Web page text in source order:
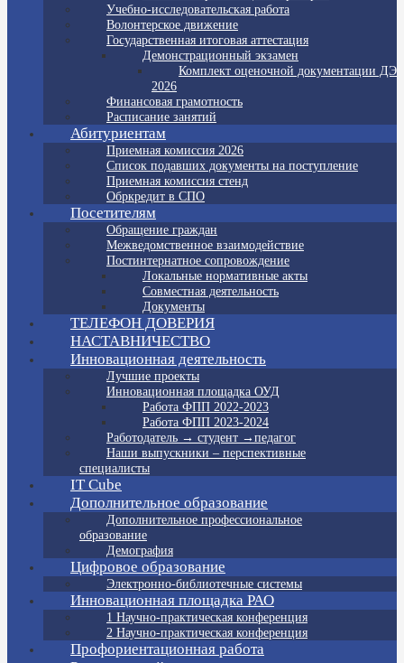
Учебно-исследовательская работа
Волонтерское движение
Государственная итоговая аттестация
Демонстрационный экзамен
Комплект оценочной документации ДЭ
2026
Финансовая грамотность
Расписание занятий
Абитуриентам
Приемная комиссия 2026
Список подавших документы на поступление
Приемная комиссия стенд
Обркредит в СПО
Посетителям
Обращение граждан
Межведомственное взаимодействие
Постинтернатное сопровождение
Локальные нормативные акты
Совместная деятельность
Документы
ТЕЛЕФОН ДОВЕРИЯ
НАСТАВНИЧЕСТВО
Инновационная деятельность
Лучшие проекты
Инновационная площадка ОУД
Работа ФПП 2022-2023
Работа ФПП 2023-2024
Работодатель → студент →педагог
Наши выпускники – перспективные
специалисты
IT Cube
Дополнительное образование
Дополнительное профессиональное
образование
Демография
Цифровое образование
Электронно-библиотечные системы
Инновационная площадка РАО
1 Научно-практическая конференция
2 Научно-практическая конференция
Профориентационная работа